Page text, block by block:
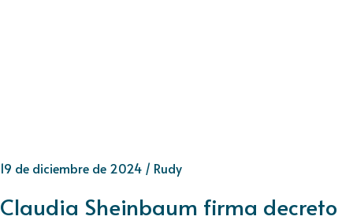
19 de diciembre de 2024 / Rudy
Claudia Sheinbaum firma decreto